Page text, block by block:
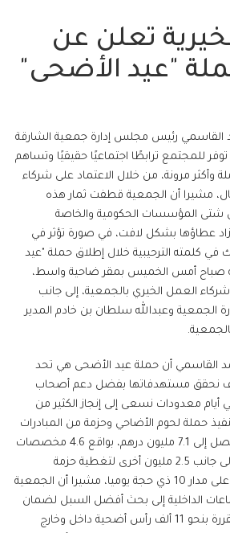
تعلن عن
"عيد الأضحى"
رئيس مجلس إدارة جمعية الشارقة
توفر للمجتمع ترابطًا اجتماعيًا حقيقيًا وتساهم
مرونة، من خلال الاعتماد على شركاء
مشيرا أن الجمعية قطفت ثمار هذه
شتى المؤسسات الحكومية والخاصة
عطاؤها بشكل لافت، في صورة تؤثر في
في كلمته الترحيبية خلال إطلاق حملة "عيد
صباح أمس الخميس بمقر ضاحية واسط،
العمل الخيري بالجمعية، إلى جانب
الجمعية وعبدالله سلطان بن خادم المدير
القاسمي أن حملة عيد الأضحى هي تحد
نحقق مستهدفاتها بفضل دعم أصحاب
أيام معدودات نسعى إلى إنجاز الكثير من
حملة لحوم الأضاحي وحزمة من المبادرات
الإنسانية بتكلفة إجمالية تصل إلى 7.1 مليون درهم، بواقع 4.6 مخصصات
لتنفيذ شعيرة الأضاحي، إلى جانب 2.5 مليون أخرى لتغطية حزمة
المبادرات المقرر إطلاقها على مدار 10 ذي حجة يوميا، مشيرا أن الجمعية
الداخلية إلى بحث أفضل السبل لضمان
التعاقد على الأضاحي المقررة بنحو 11 ألف رأس أضحية داخل وخارج